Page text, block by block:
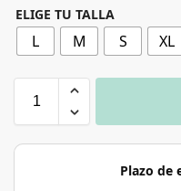
ELIGE TU TALLA
L M S XL
Plazo de